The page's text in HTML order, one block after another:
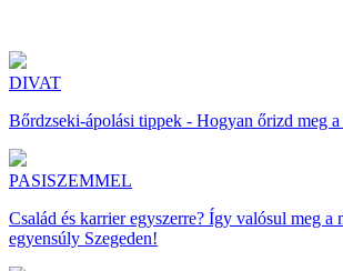
DIVAT
Bőrdzseki-ápolási tippek - Hogyan őrizd meg a
PASISZEMMEL
Család és karrier egyszerre? Így valósul meg a
egyensúly Szegeden!